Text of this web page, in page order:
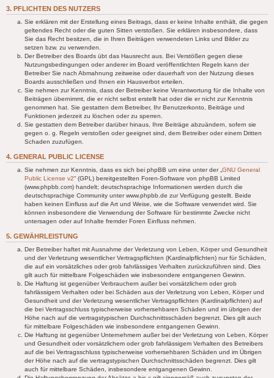
3. PFLICHTEN DES NUTZERS
Sie erklären mit der Erstellung eines Beitrags, dass er keine Inhalte enthält, die gegen
geltendes Recht oder die guten Sitten verstoßen. Sie erklären insbesondere, dass
Sie das Recht besitzen, die in Ihren Beiträgen verwendeten Links und Bilder zu
setzen bzw. zu verwenden.
Der Betreiber des Boards übt das Hausrecht aus. Bei Verstößen gegen diese
Nutzungsbedingungen oder anderer im Board veröffentlichten Regeln kann der
Betreiber Sie nach Abmahnung zeitweise oder dauerhaft von der Nutzung dieses
Boards ausschließen und Ihnen ein Hausverbot erteilen.
Sie nehmen zur Kenntnis, dass der Betreiber keine Verantwortung für die Inhalte von
Beiträgen übernimmt, die er nicht selbst erstellt hat oder die er nicht zur Kenntnis
genommen hat. Sie gestatten dem Betreiber, Ihr Benutzerkonto, Beiträge und
Funktionen jederzeit zu löschen oder zu sperren.
Sie gestatten dem Betreiber darüber hinaus, Ihre Beiträge abzuändern, sofern sie
gegen o. g. Regeln verstoßen oder geeignet sind, dem Betreiber oder einem Dritten
Schaden zuzufügen.
4. GENERAL PUBLIC LICENSE
Sie nehmen zur Kenntnis, dass es sich bei phpBB um eine unter der „ GNU General
Public License v2“ (GPL) bereitgestellten Foren-Software von phpBB Limited
(www.phpbb.com) handelt; deutschsprachige Informationen werden durch die
deutschsprachige Community unter www.phpbb.de zur Verfügung gestellt. Beide
haben keinen Einfluss auf die Art und Weise, wie die Software verwendet wird. Sie
können insbesondere die Verwendung der Software für bestimmte Zwecke nicht
untersagen oder auf Inhalte fremder Foren Einfluss nehmen.
5. GEWÄHRLEISTUNG
Der Betreiber haftet mit Ausnahme der Verletzung von Leben, Körper und Gesundheit
und der Verletzung wesentlicher Vertragspflichten (Kardinalpflichten) nur für Schäden,
die auf ein vorsätzliches oder grob fahrlässiges Verhalten zurückzuführen sind. Dies
gilt auch für mittelbare Folgeschäden wie insbesondere entgangenen Gewinn.
Die Haftung ist gegenüber Verbrauchern außer bei vorsätzlichem oder grob
fahrlässigem Verhalten oder bei Schäden aus der Verletzung von Leben, Körper und
Gesundheit und der Verletzung wesentlicher Vertragspflichten (Kardinalpflichten) auf
die bei Vertragsschluss typischerweise vorhersehbaren Schäden und im übrigen der
Höhe nach auf die vertragstypischen Durchschnittsschäden begrenzt. Dies gilt auch
für mittelbare Folgeschäden wie insbesondere entgangenen Gewinn.
Die Haftung ist gegenüber Unternehmern außer bei der Verletzung von Leben, Körper
und Gesundheit oder vorsätzlichem oder grob fahrlässigem Verhalten des Betreibers
auf die bei Vertragsschluss typischerweise vorhersehbaren Schäden und im Übrigen
der Höhe nach auf die vertragstypischen Durchschnittsschäden begrenzt. Dies gilt
auch für mittelbare Schäden, insbesondere entgangenen Gewinn.